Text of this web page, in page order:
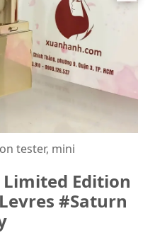
tester, mini
Limited Edition
#Saturn